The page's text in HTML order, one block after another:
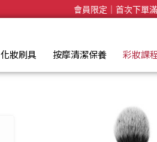
會員限定｜首次下單
全台滿千免運🛒
化妝刷具 按摩清潔保養 彩妝課